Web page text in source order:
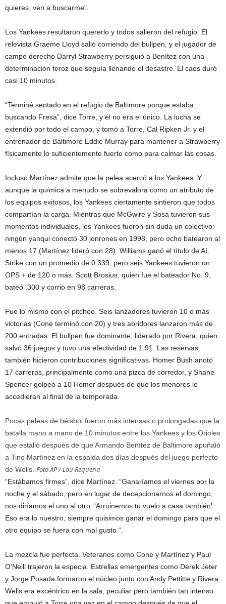
quieres, ven a buscarme”.
Los Yankees resultaron quererlo y todos salieron del refugio. El
relevista Graeme Lloyd salió corriendo del bullpen, y el jugador de
campo derecho Darryl Strawberry persiguió a Benítez con una
determinación feroz que seguía llenando el desastre. El caos duró
casi 10 minutos.
“Terminé sentado en el refugio de Baltimore porque estaba
buscando Fresa”, dice Torre, y él no era el único. La lucha se
extendió por todo el campo, y tomó a Torre, Cal Ripken Jr. y el
entrenador de Baltimore Eddie Murray para mantener a Strawberry
físicamente lo suficientemente fuerte como para calmar las cosas.
Incluso Martínez admite que la pelea acercó a los Yankees. Y
aunque la química a menudo se sobrevalora como un atributo de
los equipos exitosos, los Yankees ciertamente sintieron que todos
compartían la carga. Mientras que McGwire y Sosa tuvieron sus
momentos individuales, los Yankees fueron sin duda un colectivo:
ningún yanqui conectó 30 jonrones en 1998, pero ocho batearon al
menos 17 (Martínez lideró con 28). Williams ganó el título de AL
Strike con un promedio de 0.339, pero seis Yankees tuvieron un
OPS + de 120 o más. Scott Brosius, quien fue el bateador No. 9,
bateó .300 y corrió en 98 carreras.
Fue lo mismo con el pitcheo. Seis lanzadores tuvieron 10 o más
victorias (Cone terminó con 20) y tres abridores lanzaron más de
200 entradas. El bullpen fue dominante, liderado por Rivera, quien
salvó 36 juegos y tuvo una efectividad de 1.91. Las reservas
también hicieron contribuciones significativas. Homer Bush anotó
17 carreras, principalmente como una pizca de corredor, y Shane
Spencer golpeó a 10 Homer después de que los menores lo
accedieran al final de la temporada.
Pocas peleas de béisbol fueron más intensas o prolongadas que la
batalla mano a mano de 10 minutos entre los Yankees y los Orioles
que estalló después de que Armando Benítez de Baltimore apuñaló
a Tino Martínez en la espalda dos días después del juego perfecto
de Wells. Foto AP / Lou Requena
“Estábamos firmes”, dice Martínez. “Ganaríamos el viernes por la
noche y el sábado, pero en lugar de decepcionarnos el domingo,
nos diríamos el uno al otro: ‘Arruinemos tu vuelo a casa también’.
Eso era lo nuestro, siempre quisimos ganar el domingo para que el
otro equipo se fuera con mal gusto “.
La mezcla fue perfecta. Veteranos como Cone y Martínez y Paul
O’Neill trajeron la especia. Estrellas emergentes como Derek Jeter
y Jorge Posada formaron el núcleo junto con Andy Pettitte y Rivera.
Wells era excéntrico en la sala, peculiar pero también tan intenso